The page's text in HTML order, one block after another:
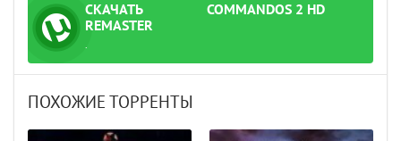
СКАЧАТЬ
ТОРРЕНТ
COMMANDOS 2 HD
REMASTER
.
ПОХОЖИЕ ТОРРЕНТЫ